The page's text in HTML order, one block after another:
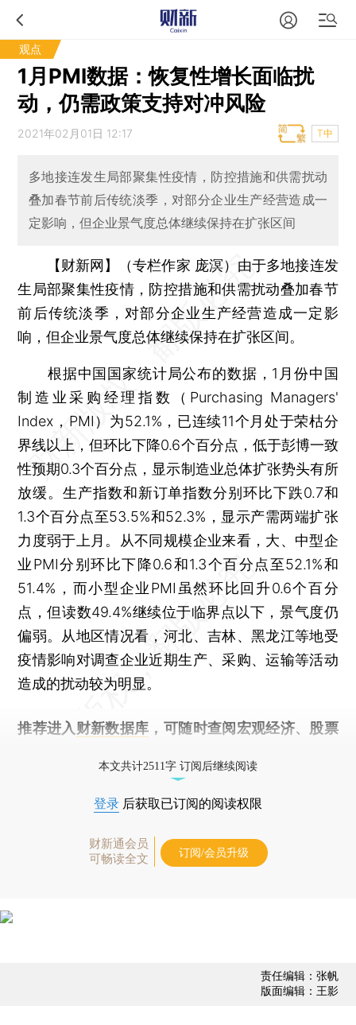
观点
1月PMI数据：恢复性增长面临扰
动，仍需政策支持对冲风险
2021年02月01日 12:17 T中
多地接连发生局部聚集性疫情，防控措施和供需扰动
叠加春节前后传统淡季，对部分企业生产经营造成一
定影响，但企业景气度总体继续保持在扩张区间
【财新网】（专栏作家 庞溟） 由于多地接连发
生局部聚集性疫情，防控措施和供需扰动叠加春节
前后传统淡季，对部分企业生产经营造成一定影
响，但企业景气度总体继续保持在扩张区间。
根据中国国家统计局公布的数据，1月份中国
制造业采购经理指数（Purchasing Managers'
Index，PMI）为52.1%，已连续11个月处于荣枯分
界线以上，但环比下降0.6个百分点，低于彭博一致
性预期0.3个百分点，显示制造业总体扩张势头有所
放缓。生产指数和新订单指数分别环比下跌0.7和
1.3个百分点至53.5%和52.3%，显示产需两端扩张
力度弱于上月。从不同规模企业来看，大、中型企
业PMI分别环比下降0.6和1.3个百分点至52.1%和
51.4%，而小型企业PMI虽然环比回升0.6个百分
点，但读数49.4%继续位于临界点以下，景气度仍
偏弱。从地区情况看，河北、吉林、黑龙江等地受
疫情影响对调查企业近期生产、采购、运输等活动
造成的扰动较为明显。
推荐进入 财新数据库 ，可随时查阅宏观经济、股票
本文共计2511字 订阅后继续阅读
登录 后获取已订阅的阅读权限
财新通会员
可畅读全文
订阅/会员升级
责任编辑：张帆
版面编辑：王影